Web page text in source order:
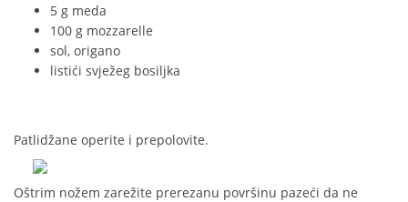
5 g meda
100 g mozzarelle
sol, origano
listići svježeg bosiljka
Patlidžane operite i prepolovite.
Oštrim nožem zarežite prerezanu površinu pazeći da ne